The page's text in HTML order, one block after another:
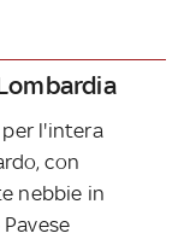
l'intera
con
nebbie in